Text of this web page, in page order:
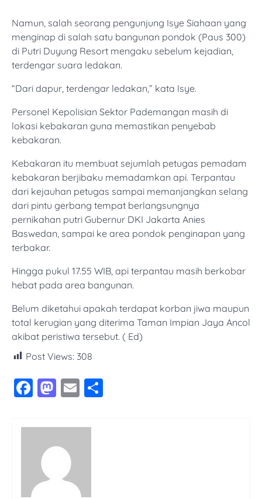
Namun, salah seorang pengunjung Isye Siahaan yang
menginap di salah satu bangunan pondok (Paus 300)
di Putri Duyung Resort mengaku sebelum kejadian,
terdengar suara ledakan.
“Dari dapur, terdengar ledakan,” kata Isye.
Personel Kepolisian Sektor Pademangan masih di
lokasi kebakaran guna memastikan penyebab
kebakaran.
Kebakaran itu membuat sejumlah petugas pemadam
kebakaran berjibaku memadamkan api. Terpantau
dari kejauhan petugas sampai memanjangkan selang
dari pintu gerbang tempat berlangsungnya
pernikahan putri Gubernur DKI Jakarta Anies
Baswedan, sampai ke area pondok penginapan yang
terbakar.
Hingga pukul 17.55 WIB, api terpantau masih berkobar
hebat pada area bangunan.
Belum diketahui apakah terdapat korban jiwa maupun
total kerugian yang diterima Taman Impian Jaya Ancol
akibat peristiwa tersebut. ( Ed)
Post Views: 308
Facebook
Mastodon
Email